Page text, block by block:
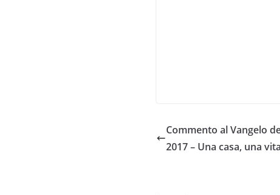
Commento al Vangelo
2017 – Una casa, una vita